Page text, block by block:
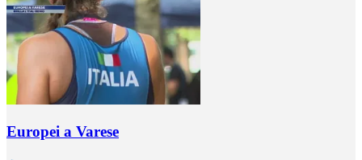
Europei a Varese